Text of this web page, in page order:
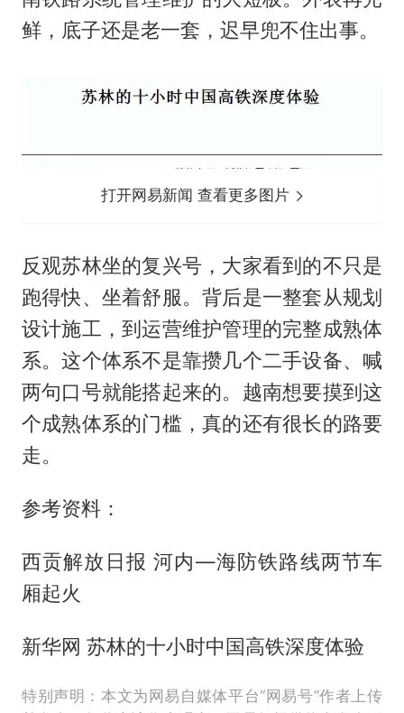
鲜，底子还是老一套，迟早兜不住出事。
打开网易新闻 查看更多图片
反观苏林坐的复兴号，大家看到的不只是
跑得快、坐着舒服。背后是一整套从规划
设计施工，到运营维护管理的完整成熟体
系。这个体系不是靠攒几个二手设备、喊
两句口号就能搭起来的。越南想要摸到这
个成熟体系的门槛，真的还有很长的路要
走。
参考资料：
西贡解放日报 河内—海防铁路线两节车
厢起火
新华网 苏林的十小时中国高铁深度体验
特别声明：本文为网易自媒体平台“网易号”作者上传